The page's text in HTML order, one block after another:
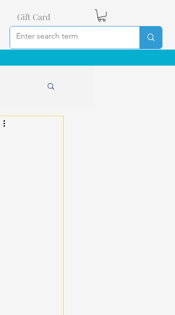
Gift Card